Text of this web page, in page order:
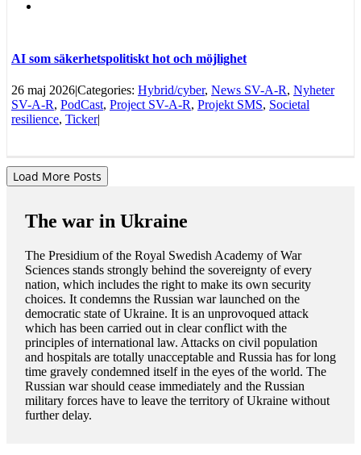
AI som säkerhetspolitiskt hot och möjlighet
26 maj 2026|Categories: Hybrid/cyber, News SV-A-R, Nyheter
SV-A-R, PodCast, Project SV-A-R, Projekt SMS, Societal
resilience, Ticker|
Load More Posts
The war in Ukraine
The Presidium of the Royal Swedish Academy of War
Sciences stands strongly behind the sovereignty of every
nation, which includes the right to make its own security
choices. It condemns the Russian war launched on the
democratic state of Ukraine. It is an unprovoqued attack
which has been carried out in clear conflict with the
principles of international law. Attacks on civil population
and hospitals are totally unacceptable and Russia has for long
time gravely condemned itself in the eyes of the world. The
Russian war should cease immediately and the Russian
military forces have to leave the territory of Ukraine without
further delay.